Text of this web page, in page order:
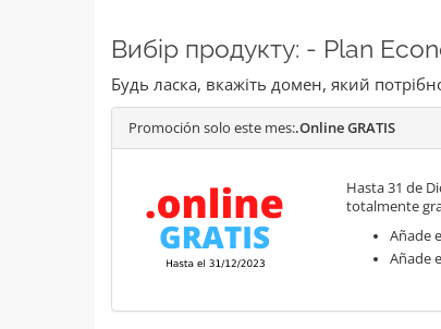
Вибір продукту: - Plan
Будь ласка, вкажіть домен, який
Promoción solo este mes:.Online GRATIS
Hasta 31 de
totalmente
Añade
Añade